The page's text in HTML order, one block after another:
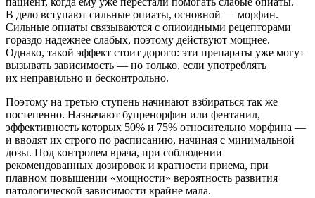
В дело вступают сильные опиаты, основной — морфин.
Сильные опиаты связываются с опиоидными рецепторами
гораздо надежнее слабых, поэтому действуют мощнее.
Однако, такой эффект стоит дорого: эти препараты уже могут
вызывать зависимость — но только, если употреблять
их неправильно и бесконтрольно.
Поэтому на третью ступень начинают взбираться так же
постепенно. Назначают бупренорфин или фентанил,
эффективность которых 50% и 75% относительно морфина —
и вводят их строго по расписанию, начиная с минимальной
дозы. Под контролем врача, при соблюдении
рекомендованных дозировок и кратности приема, при
плавном повышении «мощности» вероятность развития
патологической зависимости крайне мала.